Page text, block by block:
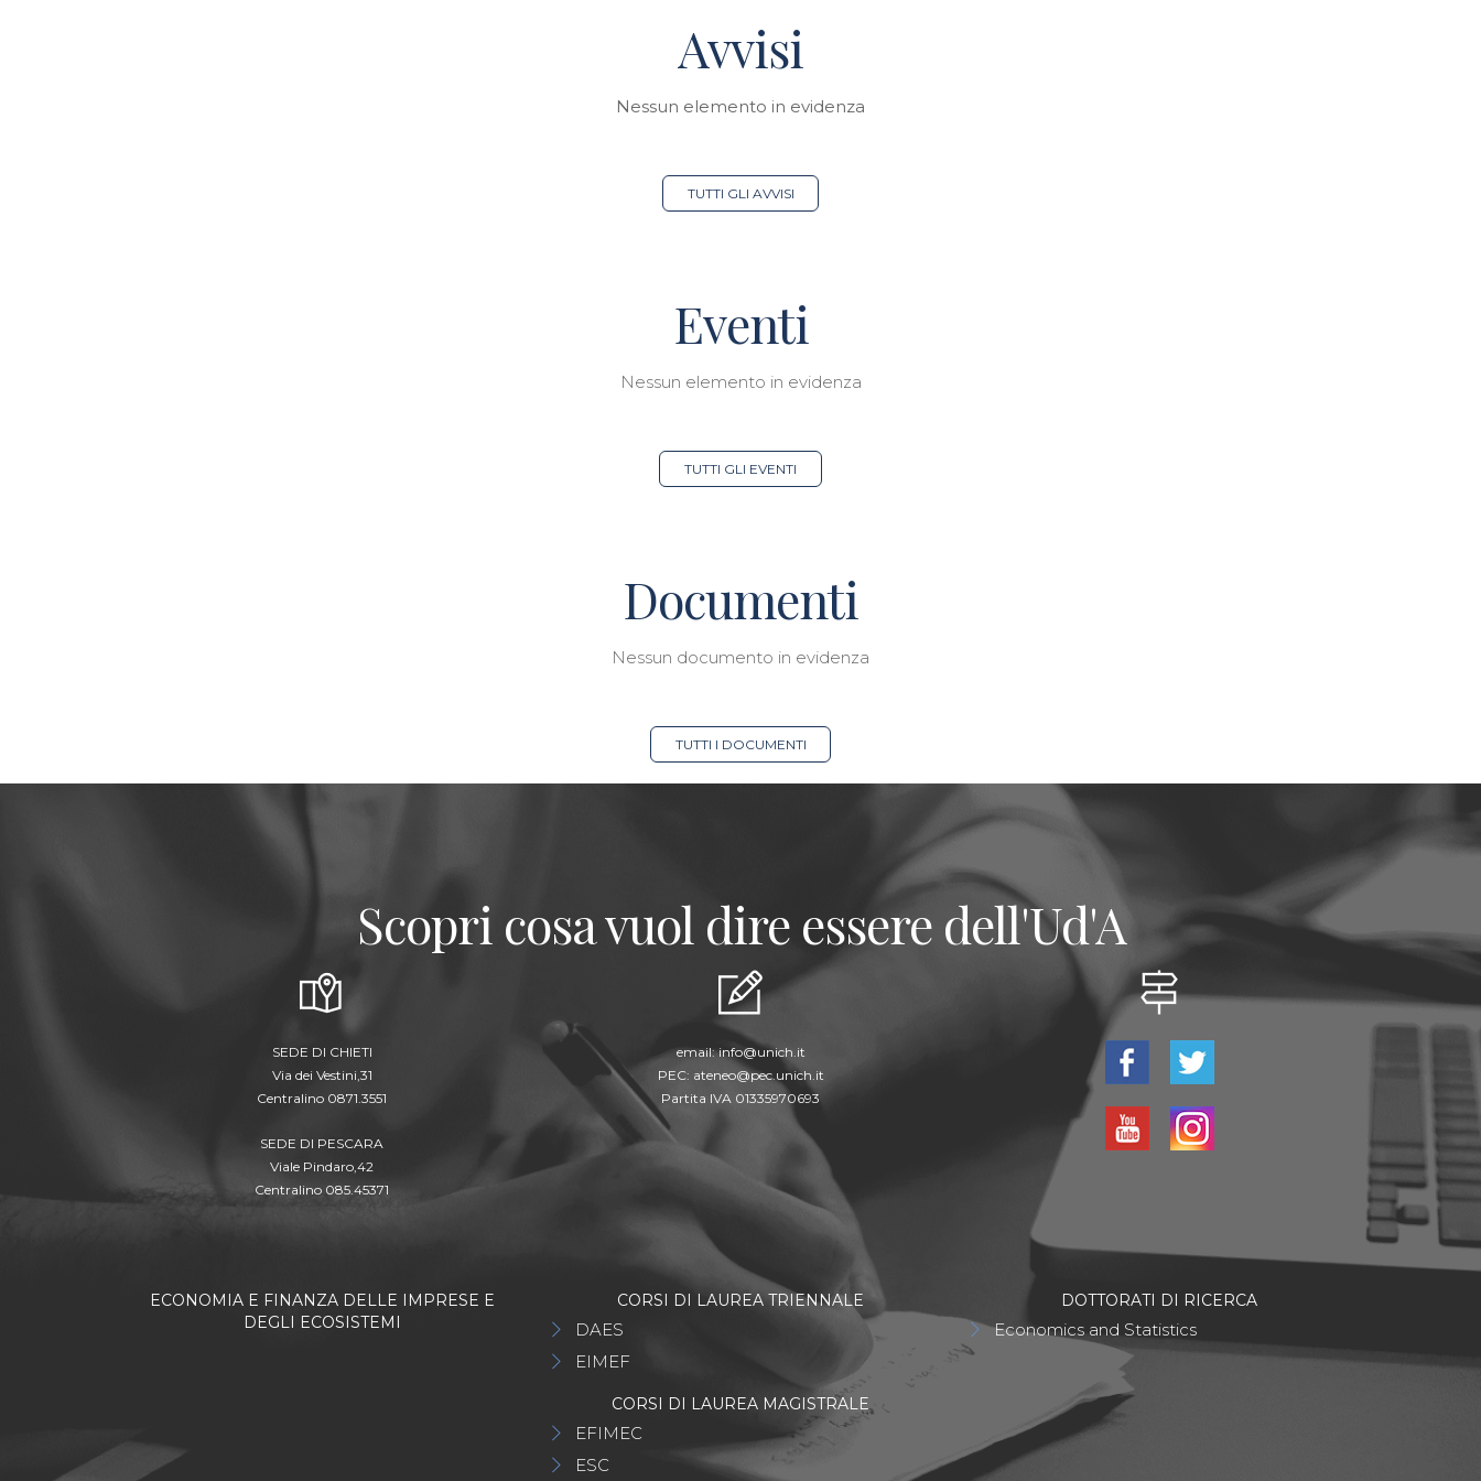
Avvisi
Nessun elemento in evidenza
TUTTI GLI AVVISI
Eventi
Nessun elemento in evidenza
TUTTI GLI EVENTI
Documenti
Nessun documento in evidenza
TUTTI I DOCUMENTI
Scopri cosa vuol dire essere dell'Ud'A
SEDE DI CHIETI
Via dei Vestini,31
Centralino 0871.3551
SEDE DI PESCARA
Viale Pindaro,42
Centralino 085.45371
email:info@unich.it
PEC: ateneo@pec.unich.it
Partita IVA 01335970693
ECONOMIA E FINANZA DELLE IMPRESE E
DEGLI ECOSISTEMI
CORSI DI LAUREA TRIENNALE
DAES
EIMEF
CORSI DI LAUREA MAGISTRALE
EFIMEC
ESC
DOTTORATI DI RICERCA
Economics and Statistics